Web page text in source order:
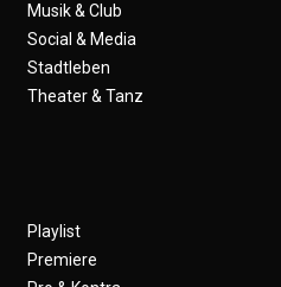
Musik & Club
Social & Media
Stadtleben
Theater & Tanz
Playlist
Premiere